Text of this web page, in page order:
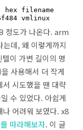
vmlinux
정도가 나온다. arm
데, 왜 이렇게까지
이 가변 길이의 명
사용해서 더 작게
시도했을 땐 대략
수 있었다. 아쉽게
어려워 보였다. x8
따라해보자. 이 글